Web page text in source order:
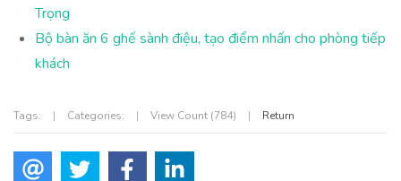
Trọng
Bộ bàn ăn 6 ghế sành điệu, tạo điểm nhấn cho phòng tiếp
khách
Tags: | Categories: | View Count (784) | Return